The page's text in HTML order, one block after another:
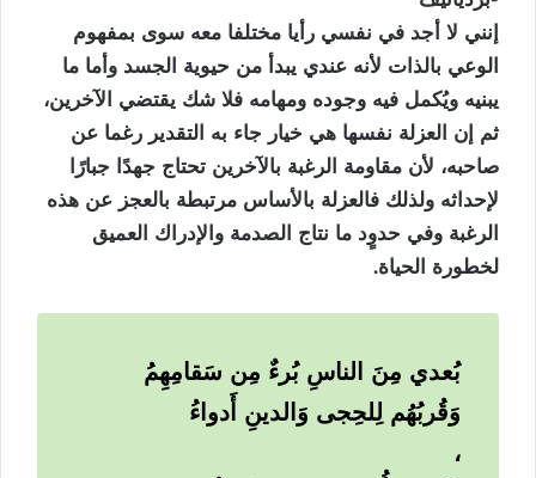
إنني لا أجد في نفسي رأيا مختلفا معه سوى بمفهوم
الوعي بالذات لأنه عندي يبدأ من حيوية الجسد وأما ما
يبنيه ويُكمل فيه وجوده ومهامه فلا شك يقتضي الآخرين،
ثم إن العزلة نفسها هي خيار جاء به التقدير رغما عن
صاحبه، لأن مقاومة الرغبة بالآخرين تحتاج جهدًا جبارًا
لإحداثه ولذلك فالعزلة بالأساس مرتبطة بالعجز عن هذه
الرغبة وفي حدوٍد ما نتاج الصدمة والإدراك العميق
لخطورة الحياة.
بُعدي مِنَ الناسِ بُرءٌ مِن سَقامِهِمُ
وَقُربُهُم لِلحِجى وَالدينِ أَدواءُ
،